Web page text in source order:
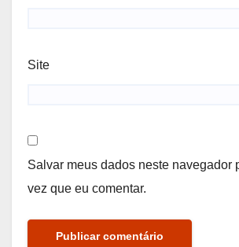
Site
Salvar meus dados neste navegador
vez que eu comentar.